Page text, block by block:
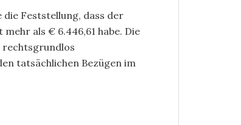
Feststellung, dass der
als € 6.446,61 habe. Die
rechtsgrundlos
tatsächlichen Bezügen im